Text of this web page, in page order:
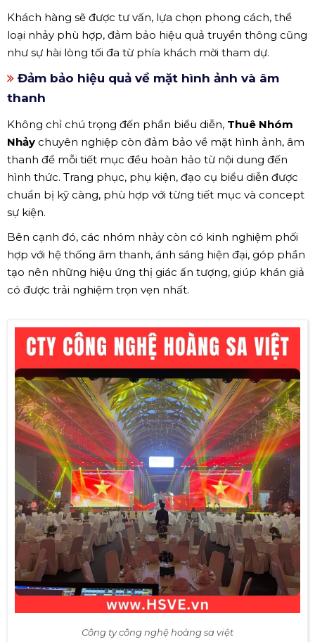
Khách hàng sẽ được tư vấn, lựa chọn phong cách, thể
loại nhảy phù hợp, đảm bảo hiệu quả truyền thông cũng
như sự hài lòng tối đa từ phía khách mời tham dự.
Đảm bảo hiệu quả về mặt hình ảnh và âm
thanh
Không chỉ chú trọng đến phần biểu diễn, Thuê Nhóm
Nhảy chuyên nghiệp còn đảm bảo về mặt hình ảnh, âm
thanh để mỗi tiết mục đều hoàn hảo từ nội dung đến
hình thức. Trang phục, phụ kiện, đạo cụ biểu diễn được
chuẩn bị kỹ càng, phù hợp với từng tiết mục và concept
sự kiện.
Bên cạnh đó, các nhóm nhảy còn có kinh nghiệm phối
hợp với hệ thống âm thanh, ánh sáng hiện đại, góp phần
tạo nên những hiệu ứng thị giác ấn tượng, giúp khán giả
có được trải nghiệm trọn vẹn nhất.
Công ty công nghệ hoàng sa việt